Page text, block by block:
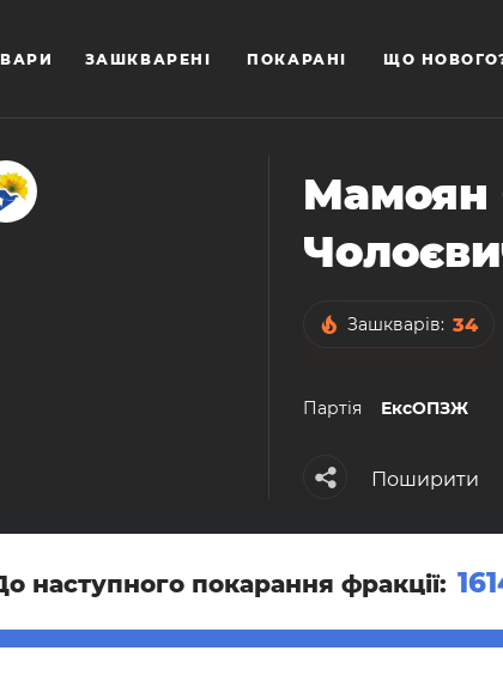
ЗАШКВАРЕНІ ПОКАРАНІ ЩО
Мамоян
Зашкварів: 34
Партiя ЕксОПЗЖ
Поширити
наступного покарання фракції: